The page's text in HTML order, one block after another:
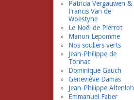
Patricia Vergauwen &
Francis Van de
Woestyne
Le Noël de Pierrot
Manon Lepomme
Nos souliers verts
Jean-Philippe de
Tonnac
Dominique Gauch
Geneviève Damas
Jean-Philippe Altenloh
Emmanuel Faber